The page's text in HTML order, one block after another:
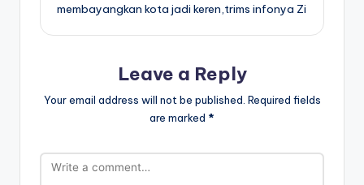
membayangkan kota jadi keren,trims infonya Zi
Leave a Reply
Your email address will not be published. Required fields
are marked *